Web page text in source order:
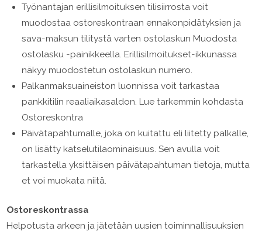
Työnantajan erillisilmoituksen tilisiirrosta voit
muodostaa ostoreskontraan ennakonpidätyksien ja
sava-maksun tilitystä varten ostolaskun Muodosta
ostolasku -painikkeella. Erillisilmoitukset-ikkunassa
näkyy muodostetun ostolaskun numero.
Palkanmaksuaineiston luonnissa voit tarkastaa
pankkitilin reaaliaikasaldon. Lue tarkemmin kohdasta
Ostoreskontra
Päivätapahtumalle, joka on kuitattu eli liitetty palkalle,
on lisätty katselutilaominaisuus. Sen avulla voit
tarkastella yksittäisen päivätapahtuman tietoja, mutta
et voi muokata niitä.
Ostoreskontrassa
Helpotusta arkeen ja jätetään uusien toiminnallisuuksien